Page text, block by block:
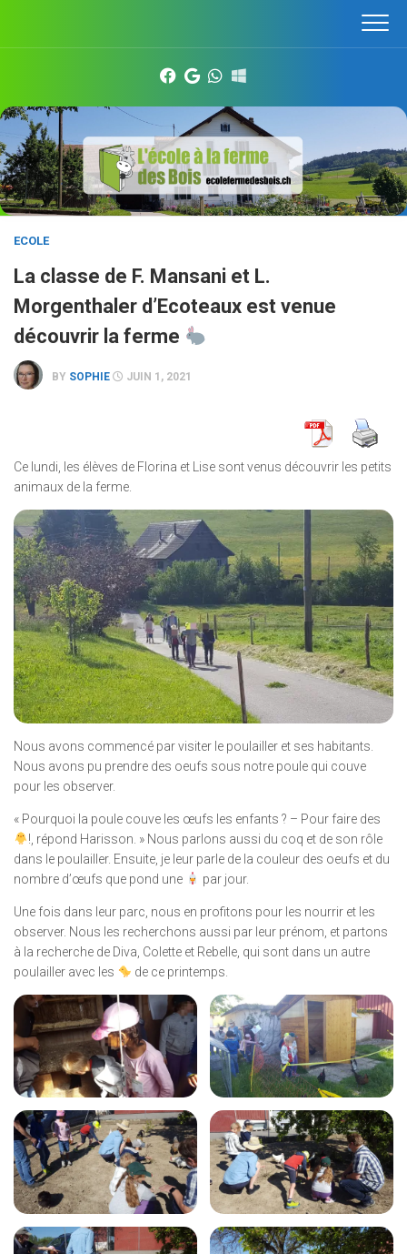
content
ECOLE
La classe de F. Mansani et L.
Morgenthaler d’Ecoteaux est venue
découvrir la ferme
BY SOPHIE JUIN 1, 2021
Ce lundi, les élèves de Florina et Lise sont venus découvrir les petits
animaux de la ferme.
Nous avons commencé par visiter le poulailler et ses habitants.
Nous avons pu prendre des oeufs sous notre poule qui couve
pour les observer.
« Pourquoi la poule couve les œufs les enfants ? – Pour faire des
!, répond Harisson. » Nous parlons aussi du coq et de son rôle
dans le poulailler. Ensuite, je leur parle de la couleur des oeufs et du
nombre d’œufs que pond une
par jour.
Une fois dans leur parc, nous en profitons pour les nourrir et les
observer. Nous les recherchons aussi par leur prénom, et partons
à la recherche de Diva, Colette et Rebelle, qui sont dans un autre
poulailler avec les
de ce printemps.